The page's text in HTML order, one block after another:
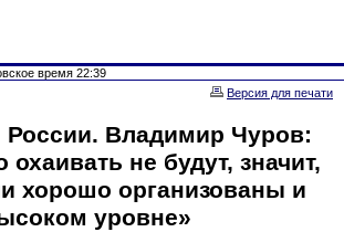
время 22:39
Версия для печати
России. Владимир Чуров:
охаивать не будут, значит,
хорошо организованы и
уровне»